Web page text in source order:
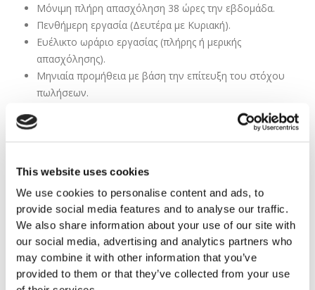
This website uses cookies
We use cookies to personalise content and ads, to
provide social media features and to analyse our traffic.
We also share information about your use of our site with
our social media, advertising and analytics partners who
may combine it with other information that you’ve
provided to them or that they’ve collected from your use
Μόνιμη πλήρη απασχόληση 38 ώρες την εβδομάδα.
Πενθήμερη εργασία (Δευτέρα με Κυριακή).
Ευέλικτο ωράριο εργασίας (πλήρης ή μερικής
απασχόλησης).
Μηνιαία προμήθεια με βάση την επίτευξη του στόχου
πωλήσεων.
Ταμείο Προνοίας.
21- 23 ημέρες ετήσιας άδειας σύμφωνα με τα χρόνια
10% έκπτωση για αγορές προϊόντων από το κατάστημα.
Συνεχής εκπαίδευση και ανάπτυξη δεξιοτήτων.
Προοπτικές ανέλιξης μέσα στο Group.
Εξαιρετικό περιβάλλον εργασίας.
Αιτήσεις: